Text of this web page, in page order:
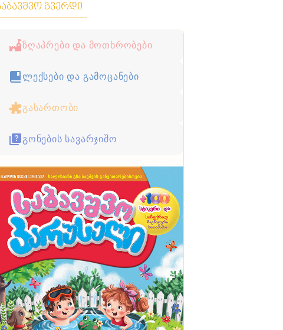
გვერდი
ზღაპრები და მოთხრობები
ლექსები და გამოცანები
გასართობი
გონების სავარჯიშო